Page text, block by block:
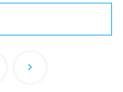
次